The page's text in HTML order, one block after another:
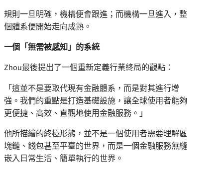
規則一旦明確，機構便會跟進；而機構一旦進入，整
個體系便開始走向成熟。
一個「無需被感知」的系統
Zhou最後提出了一個重新定義行業終局的觀點：
「這並不是要取代現有金融體系，而是對其進行增
強。我們的重點是打造基礎設施，讓全球使用者能夠
更便捷、高效、直觀地使用金融服務。」
他所描繪的終極形態，並不是一個使用者需要理解區
塊鏈、錢包甚至平臺的世界，而是一個金融服務無縫
嵌入日常生活、簡單執行的世界。